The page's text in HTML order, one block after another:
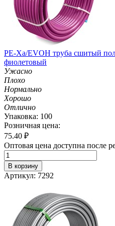
PE-Xa/EVOH труба сшитый
фиолетовый
Ужасно
Плохо
Нормально
Хорошо
Отлично
Упаковка: 100
Розничная цена:
75.40 ₽
Оптовая цена доступна после
В корзину
Артикул: 7292